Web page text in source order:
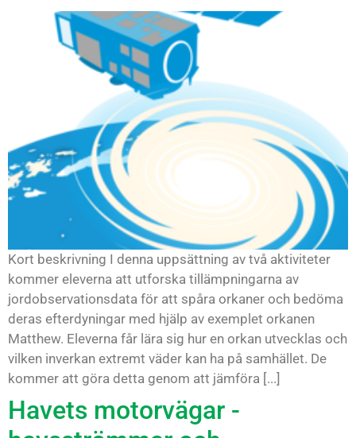
Kort beskrivning I denna uppsättning av två aktiviteter
kommer eleverna att utforska tillämpningarna av
jordobservationsdata för att spåra orkaner och bedöma
deras efterdyningar med hjälp av exemplet orkanen
Matthew. Eleverna får lära sig hur en orkan utvecklas och
vilken inverkan extremt väder kan ha på samhället. De
kommer att göra detta genom att jämföra [...]
Havets motorvägar -